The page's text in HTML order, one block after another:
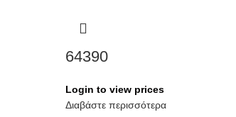
64390
Login to view prices
Διαβάστε περισσότερα